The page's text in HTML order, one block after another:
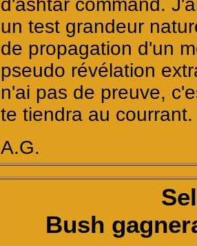
d'ashtar command.
un test grandeur
de propagation d'un
pseudo révélation
n'ai pas de preuve,
te tiendra au courrant.
A.G.
Bush